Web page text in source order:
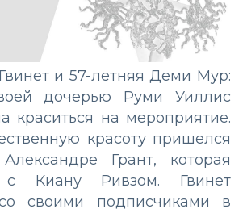
и 57-летняя Деми Мур:
дочерью Руми Уиллис
краситься на мероприятие.
красоту пришелся
Грант, которая
с Киану Ривзом. Гвинет
своими подписчиками в